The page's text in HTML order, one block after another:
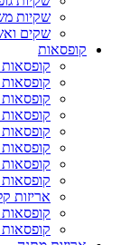
שקיות
שקים
קופסאות
קופסאות
קופסאות
קופסאות
אריזות
קופסאות
קופסאות PVC שקופות